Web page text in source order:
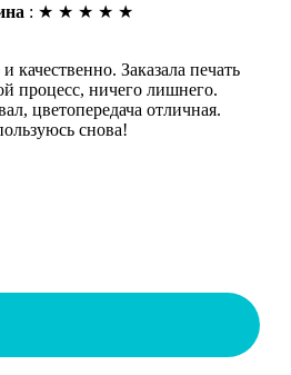
: ★ ★ ★ ★ ★
качественно. Заказала печать
процесс, ничего лишнего.
цветопередача отличная.
снова!